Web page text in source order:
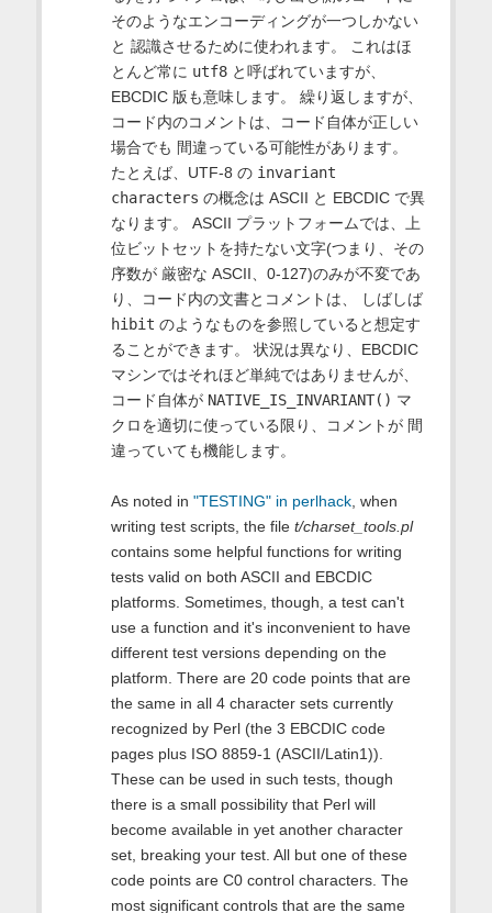
そのようなエンコーディングが一つしかない
と 認識させるために使われます。 これはほ
とんど常に utf8と呼ばれていますが、
EBCDIC 版も意味します。 繰り返しますが、
コード内のコメントは、コード自体が正しい
場合でも 間違っている可能性があります。
たとえば、UTF-8 の invariant
characters の概念は ASCII と EBCDIC で異
なります。 ASCII プラットフォームでは、上
位ビットセットを持たない文字(つまり、その
序数が 厳密な ASCII、0-127)のみが不変であ
り、コード内の文書とコメントは、 しばしば
hibit のようなものを参照していると想定す
ることができます。 状況は異なり、EBCDIC
マシンではそれほど単純ではありませんが、
コード自体が NATIVE_IS_INVARIANT() マ
クロを適切に使っている限り、コメントが 間
違っていても機能します。
As noted in "TESTING" in perlhack, when
writing test scripts, the file t/charset_tools.pl
contains some helpful functions for writing
tests valid on both ASCII and EBCDIC
platforms. Sometimes, though, a test can't
use a function and it's inconvenient to have
different test versions depending on the
platform. There are 20 code points that are
the same in all 4 character sets currently
recognized by Perl (the 3 EBCDIC code
pages plus ISO 8859-1 (ASCII/Latin1)).
These can be used in such tests, though
there is a small possibility that Perl will
become available in yet another character
set, breaking your test. All but one of these
code points are C0 control characters. The
most significant controls that are the same